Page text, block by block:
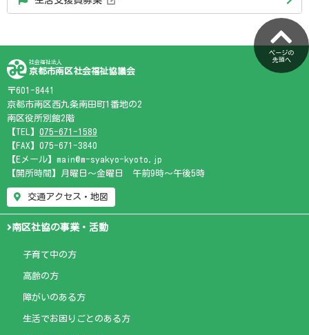
ページの
先頭へ
社会福祉法人
京都市南区社会福祉協議会
〒601-8441
京都市南区西九条南田町1番地の2
南区役所別館2階
【TEL】 075-671-1589
【FAX】075-671-3840
【Eメール】main@m-syakyo-kyoto.jp
【開所時間】月曜日～金曜日 午前9時～午後5時
交通アクセス・地図
南区社協の事業・活動
子育て中の方
高齢の方
障がいのある方
生活でお困りごとのある方